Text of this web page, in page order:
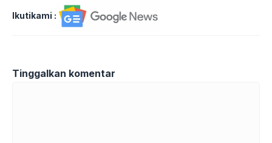
Ikutikami :
Tinggalkan komentar